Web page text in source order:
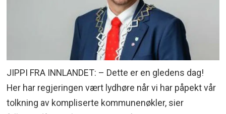
JIPPI FRA INNLANDET: – Dette er en gledens dag!
Her har regjeringen vært lydhøre når vi har påpekt vår
tolkning av kompliserte kommunenøkler, sier